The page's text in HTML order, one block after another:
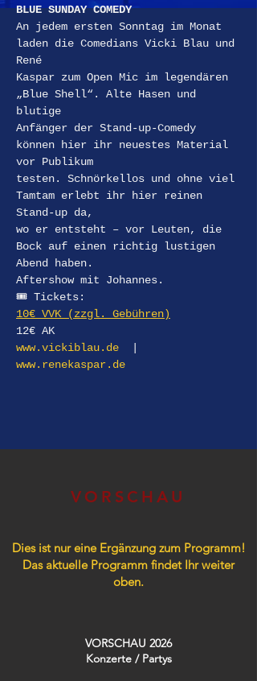
BLUE SUNDAY COMEDY
An jedem ersten Sonntag im Monat
laden die Comedians Vicki Blau und
René
Kaspar zum Open Mic im legendären
„Blue Shell“. Alte Hasen und
blutige
Anfänger der Stand-up-Comedy
können hier ihr neuestes Material
vor Publikum
testen. Schnörkellos und ohne viel
Tamtam erlebt ihr hier reinen
Stand-up da,
wo er entsteht – vor Leuten, die
Bock auf einen richtig lustigen
Abend haben.
Aftershow mit Johannes.
🎟 Tickets:
10€ VVK (zzgl. Gebühren)
12€ AK
www.vickiblau.de
www.renekaspar.de
VORSCHAU
Dies ist nur eine Ergänzung zum Programm!
Das aktuelle Programm findet Ihr weiter
oben.
VORSCHAU 2026
Konzerte / Partys​